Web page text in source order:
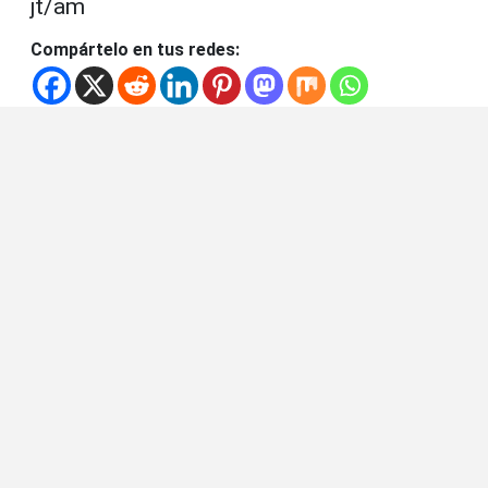
jt/am
Compártelo en tus redes: